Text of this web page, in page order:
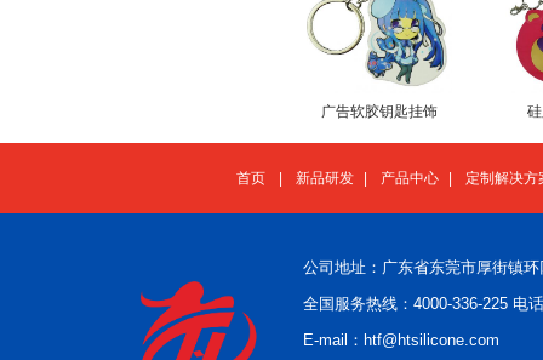
广告软胶钥匙挂饰
首页 新品研发 产品中心 定制解决方
公司地址：广东省东莞市厚街镇
全国服务热线：4000-336-225 电
E-mail：htf@htsilicone.com